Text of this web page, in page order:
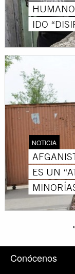
IDO
NOTICIA
ES UN
Conócenos